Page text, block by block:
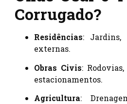
Corrugado?
Residências: Jardins,
externas.
Obras Civis:
estacionamentos.
Agricultura: